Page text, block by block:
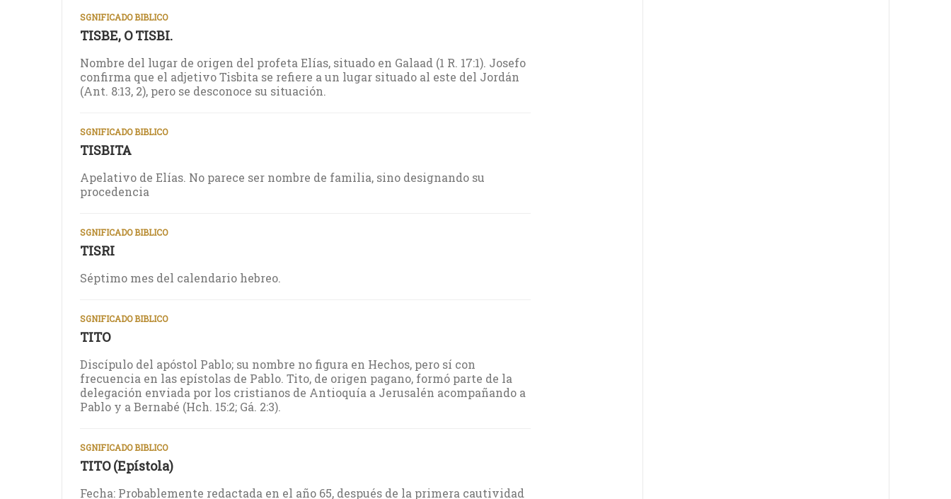
SGNIFICADO BIBLICO
TISBE, O TISBI.
Nombre del lugar de origen del profeta Elías, situado en Galaad (1 R. 17:1). Josefo
confirma que el adjetivo Tisbita se refiere a un lugar situado al este del Jordán
(Ant. 8:13, 2), pero se desconoce su situación.
SGNIFICADO BIBLICO
TISBITA
Apelativo de Elías. No parece ser nombre de familia, sino designando su
procedencia
SGNIFICADO BIBLICO
TISRI
Séptimo mes del calendario hebreo.
SGNIFICADO BIBLICO
TITO
Discípulo del apóstol Pablo; su nombre no figura en Hechos, pero sí con
frecuencia en las epístolas de Pablo. Tito, de origen pagano, formó parte de la
delegación enviada por los cristianos de Antioquía a Jerusalén acompañando a
Pablo y a Bernabé (Hch. 15:2; Gá. 2:3).
SGNIFICADO BIBLICO
TITO (Epístola)
Fecha: Probablemente redactada en el año 65, después de la primera cautividad